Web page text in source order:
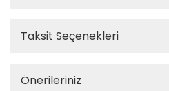
Taksit Seçenekleri
Önerileriniz